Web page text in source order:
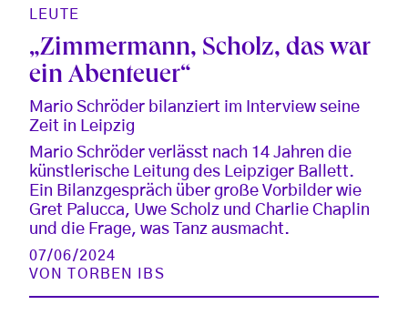
LEUTE
„Zimmermann, Scholz, das war
ein Abenteuer“
Mario Schröder bilanziert im Interview seine
Zeit in Leipzig
Mario Schröder verlässt nach 14 Jahren die
künstlerische Leitung des Leipziger Ballett.
Ein Bilanzgespräch über große Vorbilder wie
Gret Palucca, Uwe Scholz und Charlie Chaplin
und die Frage, was Tanz ausmacht.
07/06/2024
VON
TORBEN IBS